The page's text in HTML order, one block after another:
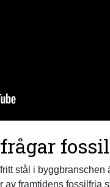
stål i byggbranschen
av framtidens fossilfria